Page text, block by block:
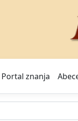
Portal znanja